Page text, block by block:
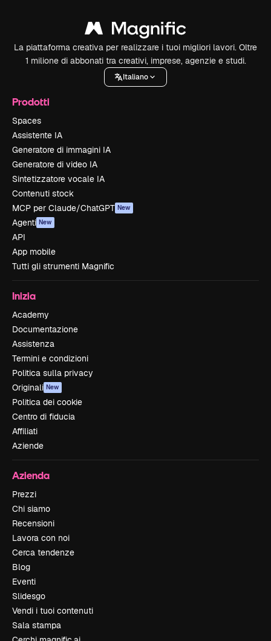
La piattaforma creativa per realizzare i tuoi migliori lavori. Oltre
1 milione di abbonati tra creativi, imprese, agenzie e studi.
Italiano
Prodotti
Spaces
Assistente IA
Generatore di immagini IA
Generatore di video IA
Sintetizzatore vocale IA
Contenuti stock
MCP per Claude/ChatGPT New
Agenti New
API
App mobile
Tutti gli strumenti Magnific
Inizia
Academy
Documentazione
Assistenza
Termini e condizioni
Politica sulla privacy
Originali New
Politica dei cookie
Centro di fiducia
Affiliati
Aziende
Azienda
Prezzi
Chi siamo
Recensioni
Lavora con noi
Cerca tendenze
Blog
Eventi
Slidesgo
Vendi i tuoi contenuti
Sala stampa